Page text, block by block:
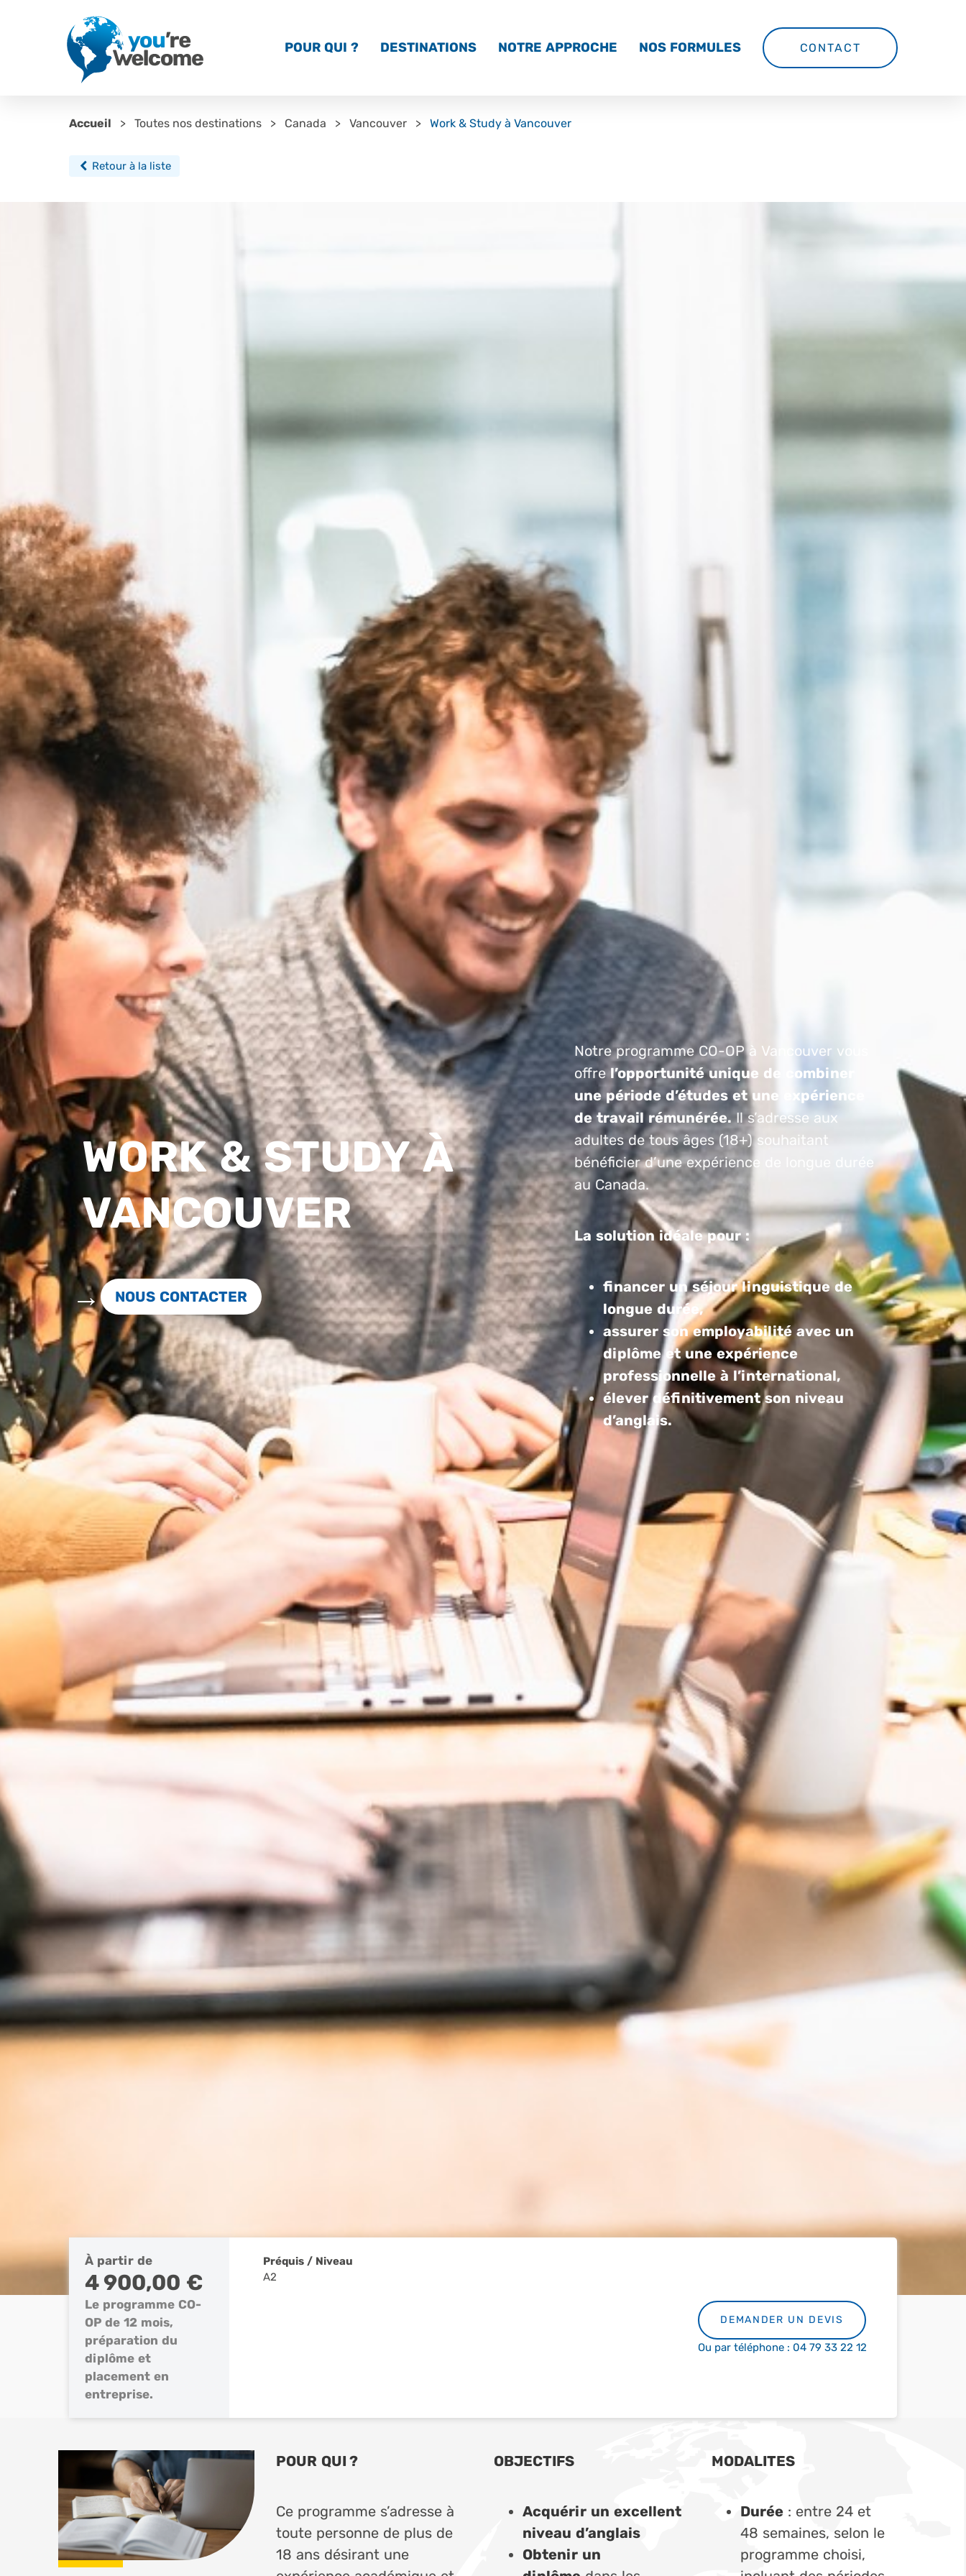
POUR QUI ? DESTINATIONS NOTRE APPROCHE NOS FORMULES CONTACT
Accueil Toutes nos destinations Canada Vancouver Work & Study à Vancouver
Retour à la liste
WORK & STUDY À
VANCOUVER
NOUS CONTACTER
Notre programme CO-OP à Vancouver vous
offrel’opportunité unique de combiner
une période d’études et une expérience
de travail rémunérée.Il s’adresse aux
adultes de tous âges (18+) souhaitant
bénéficier d’une expérience de longue durée
au Canada.
La solution idéale pour :
financer un séjour linguistique de
longue durée,
assurer son employabilité avec un
diplôme et une expérience
professionnelle à l’international,
élever définitivement son niveau
d’anglais.
À partir de
4 900,00 €
Le programme CO-
OP de 12 mois,
préparation du
diplôme et
placement en
entreprise.
Préquis / Niveau
A2
DEMANDER UN DEVIS
Ou par téléphone : 04 79 33 22 12
POUR QUI ?
Ce programme s’adresse à
toute personne de plus de
18 ans désirant une
OBJECTIFS
Acquérir un excellent
niveau d’anglais
Obtenir un
MODALITES
Durée : entre 24 et
48 semaines, selon le
programme choisi,